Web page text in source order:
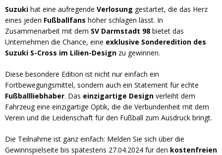
Suzuki hat eine aufregende Verlosung gestartet, die das Herz
eines jeden Fußballfans höher schlagen lässt. In
Zusammenarbeit mit dem SV Darmstadt 98 bietet das
Unternehmen die Chance, eine exklusive Sonderedition des
Suzuki S-Cross im Lilien-Design zu gewinnen.
Diese besondere Edition ist nicht nur einfach ein
Fortbewegungsmittel, sondern auch ein Statement für echte
Fußballliebhaber. Das einzigartige Design verleiht dem
Fahrzeug eine einzigartige Optik, die die Verbundenheit mit dem
Verein und die Leidenschaft für den Fußball zum Ausdruck bringt.
Die Teilnahme ist ganz einfach: Melden Sie sich über die
Gewinnspielseite bis spätestens 27.04.2024 für den kostenfreien